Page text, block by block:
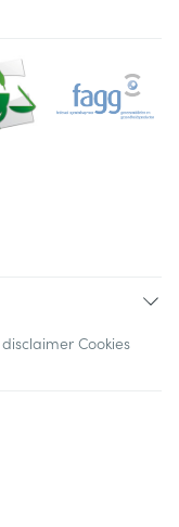
Cookies